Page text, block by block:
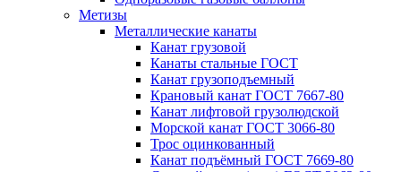
Метизы
Металлические канаты
Канат грузовой
Канаты стальные ГОСТ
Канат грузоподъемный
Крановый канат ГОСТ 7667-80
Канат лифтовой грузолюдской
Морской канат ГОСТ 3066-80
Трос оцинкованный
Канат подъёмный ГОСТ 7669-80